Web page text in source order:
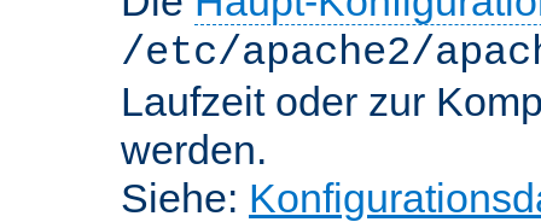
/etc/apache2/
Laufzeit oder zur
werden.
Siehe: